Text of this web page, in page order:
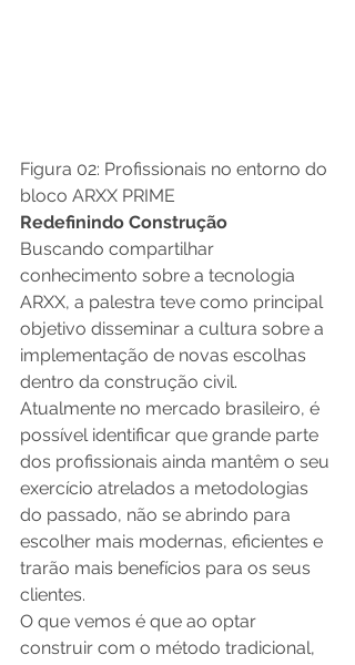
Figura 02: Profissionais no entorno do
bloco ARXX PRIME
Redefinindo Construção
Buscando compartilhar
conhecimento sobre a tecnologia
ARXX, a palestra teve como principal
objetivo disseminar a cultura sobre a
implementação de novas escolhas
dentro da construção civil.
Atualmente no mercado brasileiro, é
possível identificar que grande parte
dos profissionais ainda mantêm o seu
exercício atrelados a metodologias
do passado, não se abrindo para
escolher mais modernas, eficientes e
trarão mais benefícios para os seus
clientes.
O que vemos é que ao optar
construir com o método tradicional,